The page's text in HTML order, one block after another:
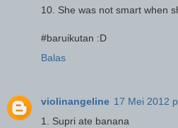
10. She was not smart when
#baruikutan :D
Balas
violinangeline 17 Mei 2012
1. Supri ate banana